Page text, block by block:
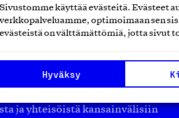
Sivustomme käyttää evästeitä. Evästeet
verkkopalveluamme, optimoimaan sen
evästeistä on välttämättömiä, jotta sivut
Hyväksy
työmarkkinajärjestöistä
on koko suomalaisen
ja yhteisöistä kansainvälisiin